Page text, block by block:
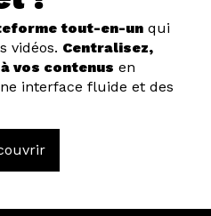
tout-en-un qui
vidéos. Centralisez,
vos contenus en
interface fluide et des